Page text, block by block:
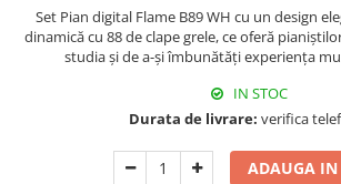
Triole / Melodica
Trompete
Trompete piccolo
Set Pian digital Flame B89 WH cu un design
dinamică cu 88 de clape grele, ce oferă
studia și de a-și îmbunătăți experiența
IN STOC
Durata de livrare: verifica
ADAUGA IN